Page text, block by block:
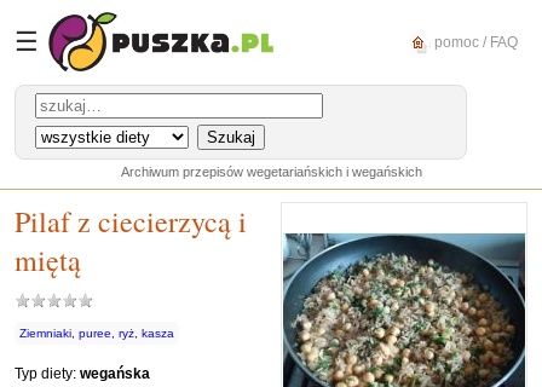
☰ pomoc / FAQ
Archiwum przepisów wegetariańskich i wegańskich
Pilaf z ciecierzycą i
miętą
Ziemniaki, puree, ryż, kasza
Typ diety: wegańska